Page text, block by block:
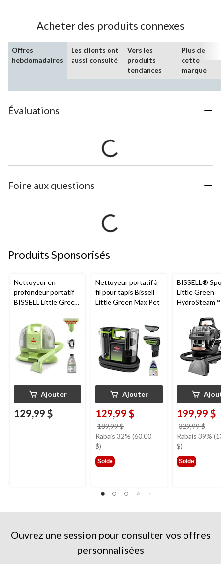
Acheter des produits connexes
Offres
hebdomadaires
Les clients ont
aussi consulté
Vers les
produits
tendances
Plus de
cette
marque
Évaluations
Foire aux questions
Produits Sponsorisés
Nettoyeur en
profondeur portatif
BISSELL Little Green
tapis et tissus
d'ameublement
Ajouter
129,99 $
Nettoyeur portatif à
fil pour tapis Bissell
Little Green Max Pet
Ajouter
129,99 $
189,99 $
était
Rabais 32% (60.00
$)
Solde
BISSELL®
Little Green
nettoyage en
profondeur
animaux de
compagnie
199,99 $
329,99 $
était
Rabais 39%
$)
Solde
Ouvrez une session pour consulter vos offres
personnalisées